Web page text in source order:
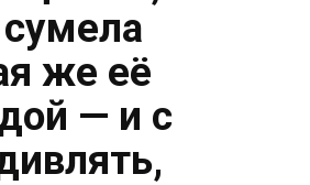
же её
— и с